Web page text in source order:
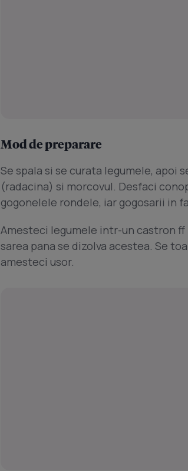
Mod de preparare
Se spala si se curata legumele, apoi
(radacina) si morcovul. Desfaci
gogonelele rondele, iar gogosarii in
Amesteci legumele intr-un castron
sarea pana se dizolva acestea. Se
amesteci usor.